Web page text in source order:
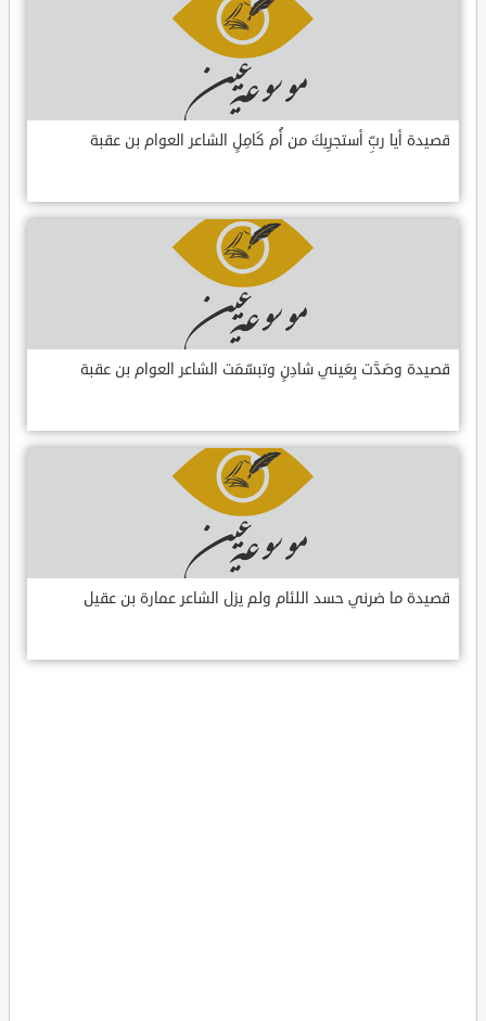
قصيدة أيا ربِّ أستجرِيكَ من أُم كَامِلٍ الشاعر العوام بن عقبة
قصيدة وصَدَّت بِعَيني شادِنٍ وتبسّمَت الشاعر العوام بن عقبة
قصيدة ما ضرني حسد اللئام ولم يزل الشاعر عمارة بن عقيل